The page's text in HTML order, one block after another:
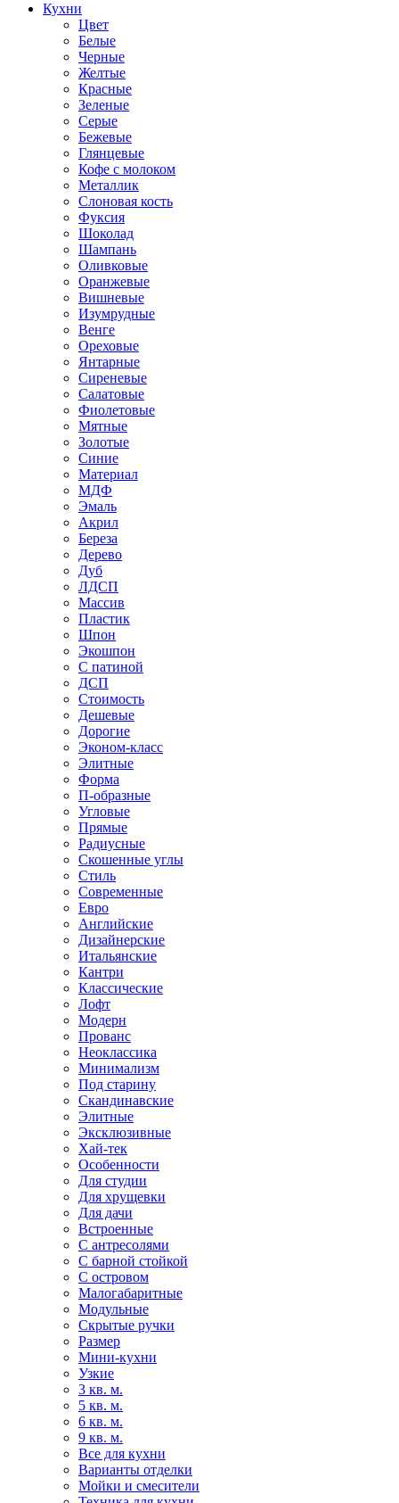
Кухни
Цвет
Белые
Черные
Желтые
Красные
Зеленые
Серые
Бежевые
Глянцевые
Кофе с молоком
Металлик
Слоновая кость
Фуксия
Шоколад
Шампань
Оливковые
Оранжевые
Вишневые
Изумрудные
Венге
Ореховые
Янтарные
Сиреневые
Салатовые
Фиолетовые
Мятные
Золотые
Синие
Материал
МДФ
Эмаль
Акрил
Береза
Дерево
Дуб
ЛДСП
Массив
Пластик
Шпон
Экошпон
С патиной
ДСП
Стоимость
Дешевые
Дорогие
Эконом-класс
Элитные
Форма
П-образные
Угловые
Прямые
Радиусные
Скошенные углы
Стиль
Современные
Евро
Английские
Дизайнерские
Итальянские
Кантри
Классические
Лофт
Модерн
Прованс
Неоклассика
Минимализм
Под старину
Скандинавские
Элитные
Эксклюзивные
Хай-тек
Особенности
Для студии
Для хрущевки
Для дачи
Встроенные
С антресолями
С барной стойкой
С островом
Малогабаритные
Модульные
Скрытые ручки
Размер
Мини-кухни
Узкие
3 кв. м.
5 кв. м.
6 кв. м.
9 кв. м.
Все для кухни
Варианты отделки
Мойки и смесители